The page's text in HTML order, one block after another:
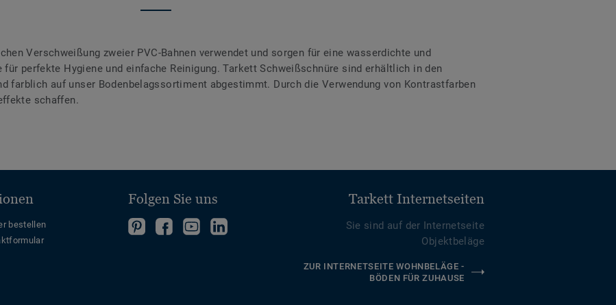
Verschweißung zweier PVC-Bahnen verwendet und sorgen für eine wasserdichte und
für perfekte Hygiene und einfache Reinigung. Tarkett Schweißschnüre sind erhältlich in den
farblich auf unser Bodenbelagssortiment abgestimmt. Durch die Verwendung von Kontrastfarben
schaffen.
bestellen
Folgen Sie uns
FolgenFolgenFolgeFolgen
Tarkett Internetseiten
Sie sind auf der Internetseite
Objektbeläge
ZUR INTERNETSEITE WOHNBELÄGE -
BÖDEN FÜR ZUHAUSE